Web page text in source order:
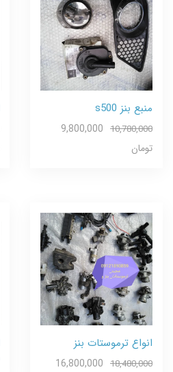
منبع بنز s500
10,780,000
9,800,000
تومان
انواع ترموستات بنز
18,480,000
16,800,000